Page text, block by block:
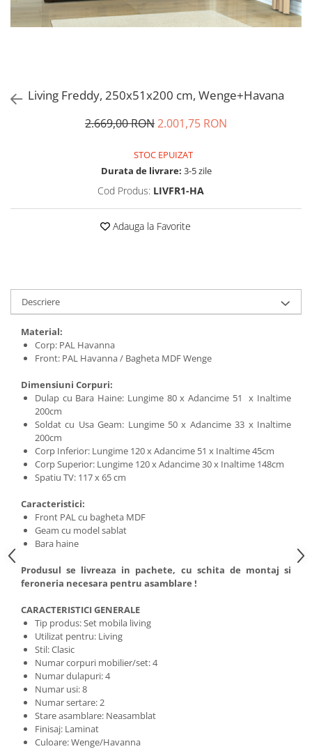
Living Freddy, 250x51x200 cm, Wenge+Havana
2.669,00 RON2.001,75 RON
STOC EPUIZAT
Durata de livrare: 3-5 zile
Cod Produs: LIVFR1-HA
Adauga la Favorite
Descriere
Material:
Corp: PAL Havanna
Front: PAL Havanna / Bagheta MDF Wenge
Dimensiuni Corpuri:
Dulap cu Bara Haine: Lungime 80 x Adancime 51 x Inaltime
200cm
Soldat cu Usa Geam: Lungime 50 x Adancime 33 x Inaltime
200cm
Corp Inferior: Lungime 120 x Adancime 51 x Inaltime 45cm
Corp Superior: Lungime 120 x Adancime 30 x Inaltime 148cm
Spatiu TV: 117 x 65 cm
Caracteristici:
Front PAL cu bagheta MDF
Geam cu model sablat
Bara haine
Produsul se livreaza in pachete, cu schita de montaj si
feroneria necesara pentru asamblare !
CARACTERISTICI GENERALE
Tip produs: Set mobila living
Utilizat pentru: Living
Stil: Clasic
Numar corpuri mobilier/set: 4
Numar dulapuri: 4
Numar usi: 8
Numar sertare: 2
Stare asamblare: Neasamblat
Finisaj: Laminat
Culoare: Wenge/Havanna